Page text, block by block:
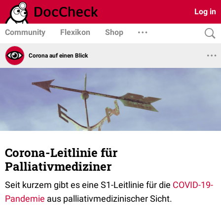
Log in
Community Flexikon Shop
Corona auf einen Blick
Corona-Leitlinie für
Palliativmediziner
Seit kurzem gibt es eine S1-Leitlinie für die COVID-19-
Pandemie aus palliativmedizinischer Sicht.